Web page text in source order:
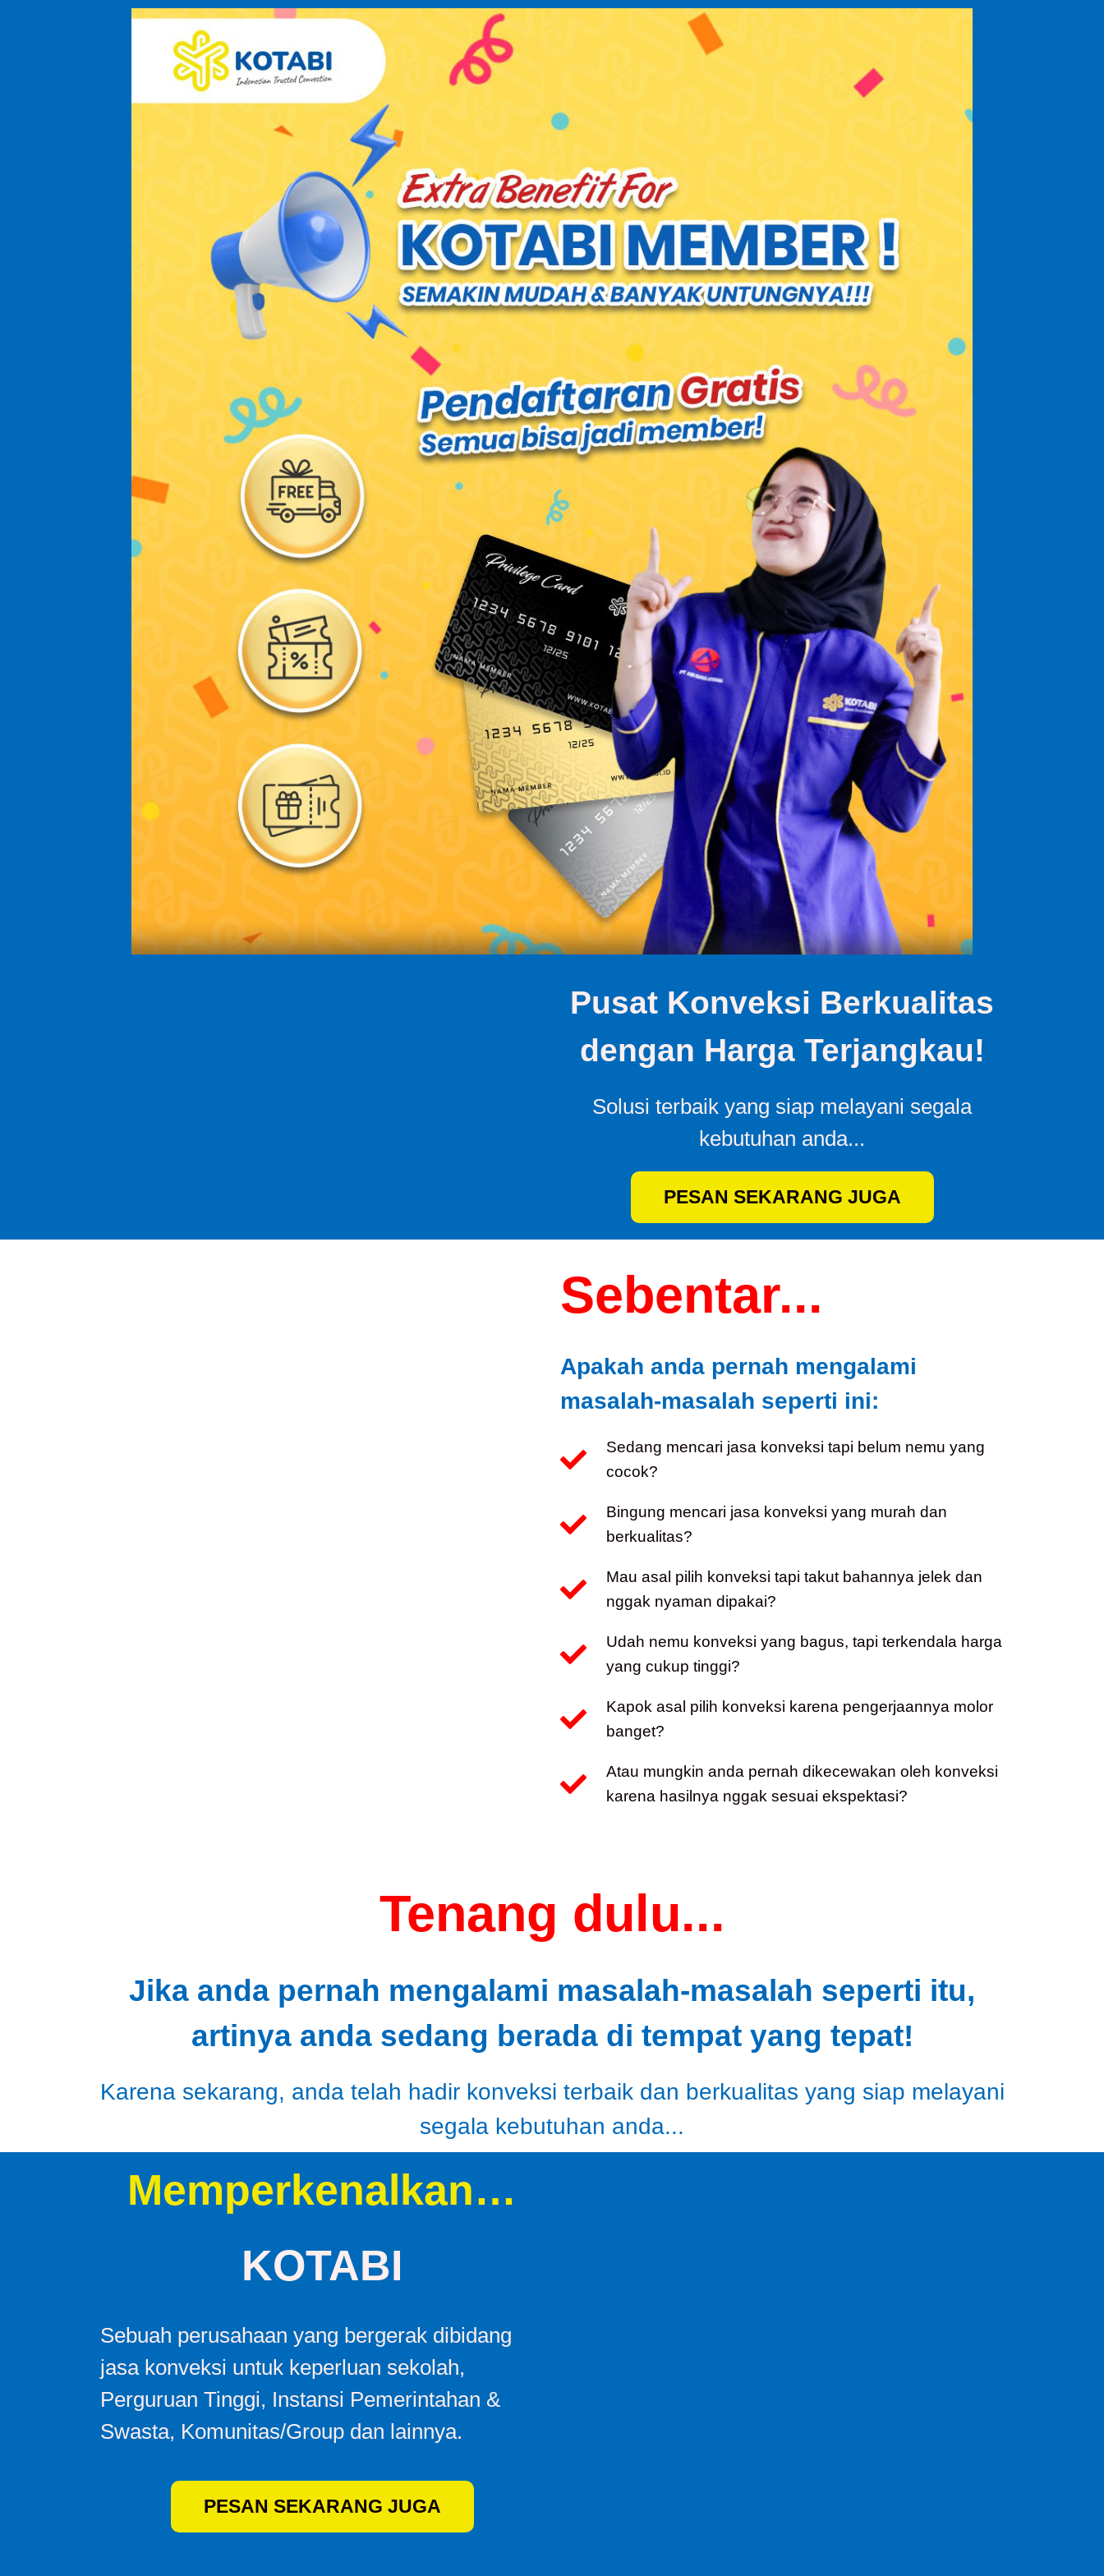
Pusat Konveksi Berkualitas
dengan Harga Terjangkau!
Solusi terbaik yang siap melayani segala
kebutuhan anda...
PESAN SEKARANG JUGA
Sebentar...
Apakah anda pernah mengalami
masalah-masalah seperti ini:
Sedang mencari jasa konveksi tapi belum nemu yang
cocok?
Bingung mencari jasa konveksi yang murah dan
berkualitas?
Mau asal pilih konveksi tapi takut bahannya jelek dan
nggak nyaman dipakai?
Udah nemu konveksi yang bagus, tapi terkendala harga
yang cukup tinggi?
Kapok asal pilih konveksi karena pengerjaannya molor
banget?
Atau mungkin anda pernah dikecewakan oleh konveksi
karena hasilnya nggak sesuai ekspektasi?
Tenang dulu...
Jika anda pernah mengalami masalah-masalah seperti itu,
artinya anda sedang berada di tempat yang tepat!
Karena sekarang, anda telah hadir konveksi terbaik dan berkualitas yang siap melayani
segala kebutuhan anda...
Memperkenalkan…
KOTABI
Sebuah perusahaan yang bergerak dibidang
jasa konveksi untuk keperluan sekolah,
Perguruan Tinggi, Instansi Pemerintahan &
Swasta, Komunitas/Group dan lainnya.
PESAN SEKARANG JUGA